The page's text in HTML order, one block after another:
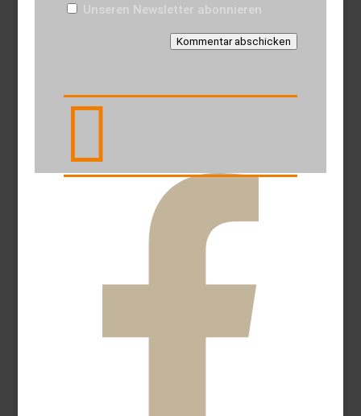
Unseren Newsletter abonnieren
Kommentar abschicken
